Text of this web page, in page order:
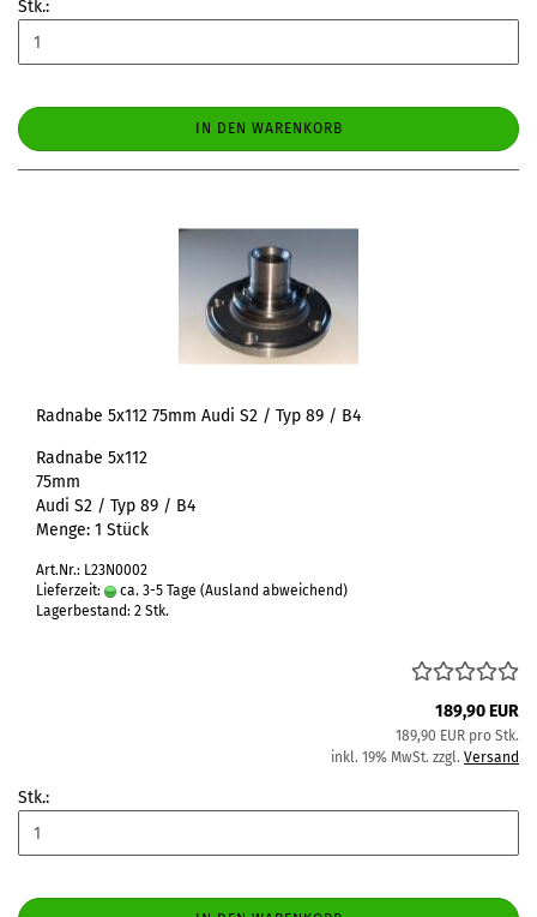
Stk.:
IN DEN WARENKORB
Radnabe 5x112 75mm Audi S2 / Typ 89 / B4
Radnabe 5x112
75mm
Audi S2 / Typ 89 / B4
Menge: 1 Stück
Art.Nr.: L23N0002
Lieferzeit:
ca. 3-5 Tage (Ausland abweichend)
Lagerbestand: 2 Stk.
189,90 EUR
189,90 EUR pro Stk.
inkl. 19% MwSt. zzgl. Versand
Stk.: